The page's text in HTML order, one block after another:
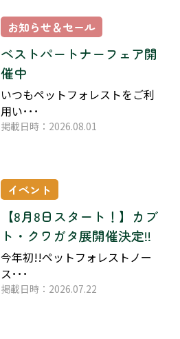
お知らせ＆セール
ベストパートナーフェア開
催中
いつもペットフォレストをご利
用い･･･
掲載日時：2026.08.01
イベント
【8月8日スタート！】カブ
ト・クワガタ展開催決定!!
今年初!!ペットフォレストノー
ス･･･
掲載日時：2026.07.22